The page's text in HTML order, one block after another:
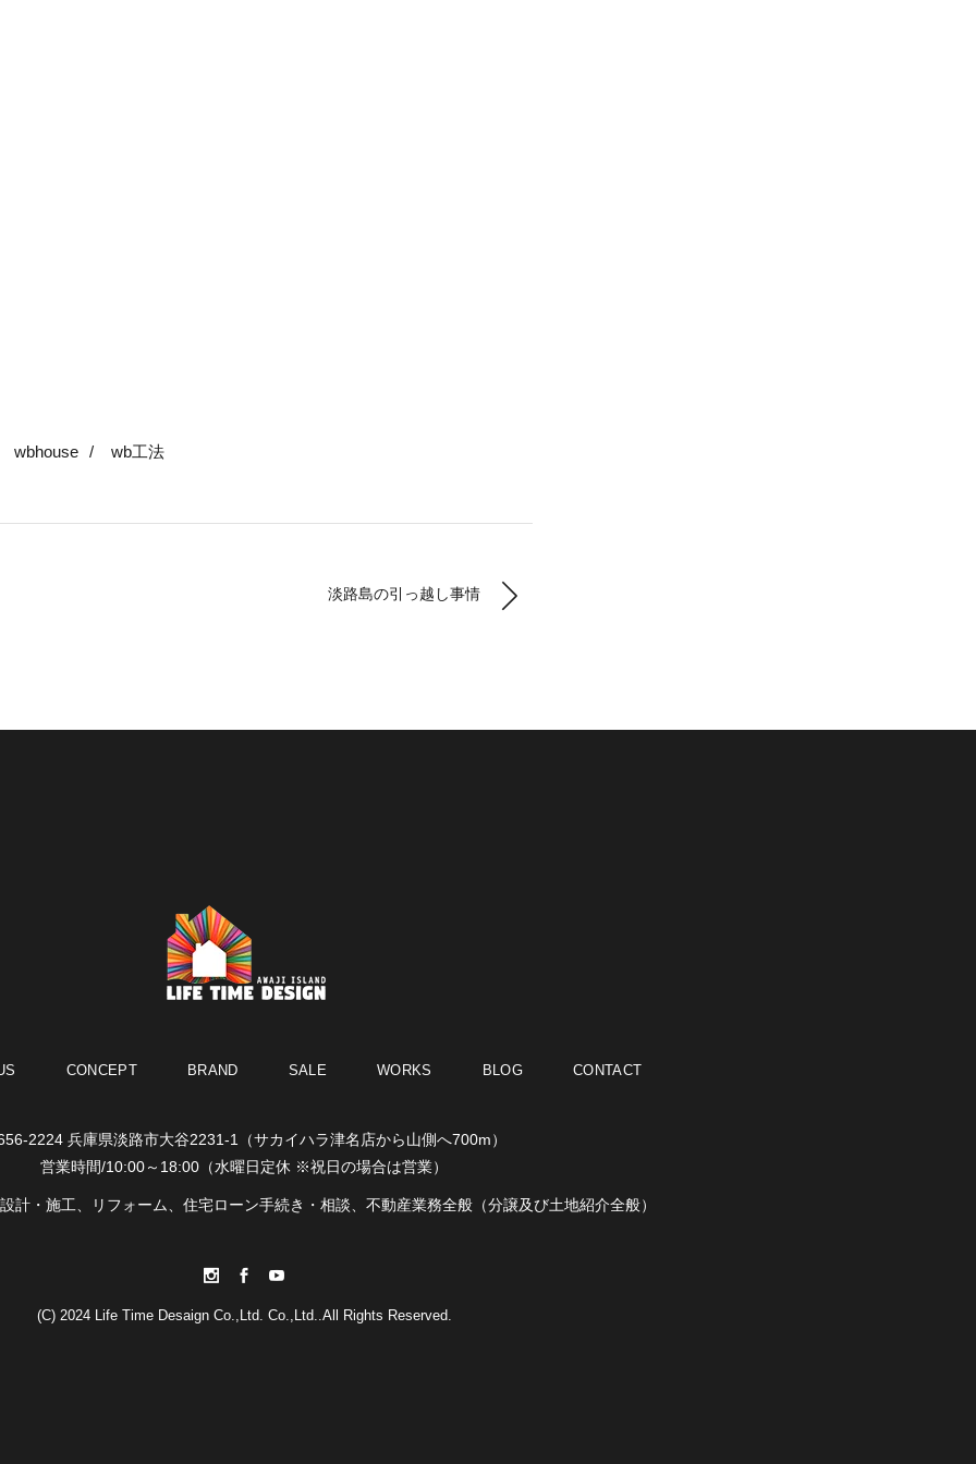
wbhouse / wb工法
淡路島の引っ越し事情
CONCEPT BRAND SALE WORKS BLOG CONTACT
2224 兵庫県淡路市大谷2231-1
（サカイハラ津名店から山側へ700m）
営業時間/10:00～18:00 （水曜日定休 ※祝日の場合は営業）
計・施工、リフォーム、 住宅ローン手続き・相談、 不動産業務全般（分譲及び土地紹介全般）
(C) 2024 Life Time Desaign Co.,Ltd. Co.,Ltd..All Rights Reserved.